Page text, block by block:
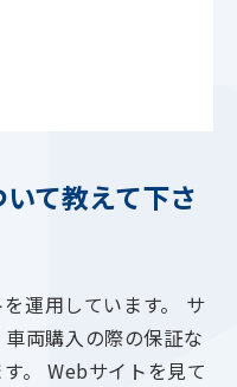
て教えて下さ
運用しています。 サ
両購入の際の保証な
。 Webサイトを見て